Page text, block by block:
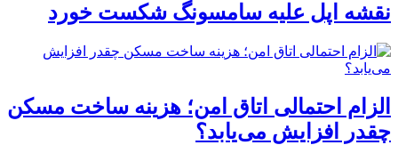
نقشه اپل علیه سامسونگ شکست خورد
الزام احتمالی اتاق امن؛ هزینه ساخت مسکن
چقدر افزایش می‌یابد؟